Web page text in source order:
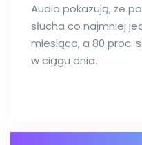
Audio pokazują, że
słucha co najmniej
miesiąca, a 80 proc.
w ciągu dnia.